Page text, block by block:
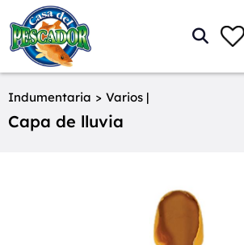
Indumentaria > Varios |
Capa de lluvia